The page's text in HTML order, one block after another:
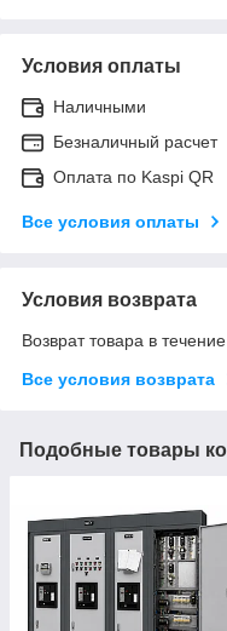
Условия оплаты
Наличными
Безналичный расчет
Оплата по Kaspi QR
Все условия оплаты
Условия возврата
Возврат товара в
Все условия возврата
Подобные товары